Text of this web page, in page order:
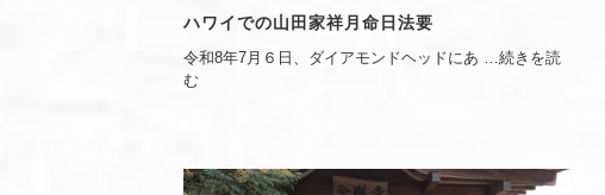
ハワイでの山田家祥月命日法要
令和8年7月６日、ダイアモンドヘッドにあ
…続きを読
む